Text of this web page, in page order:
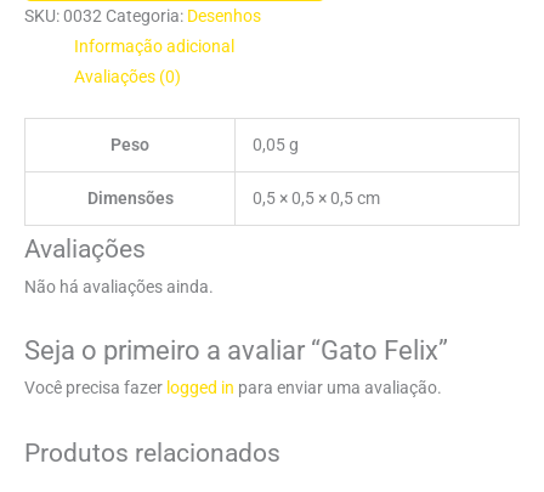
SKU:0032 Categoria: Desenhos
Informação adicional
Avaliações (0)
Peso 0,05 g
Dimensões 0,5 × 0,5 × 0,5 cm
Avaliações
Não há avaliações ainda.
Seja o primeiro a avaliar “Gato Felix”
Você precisa fazer logged in para enviar uma avaliação.
Produtos relacionados